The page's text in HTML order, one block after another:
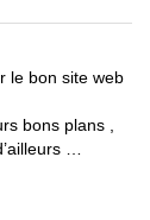
le bon site web
bons plans ,
…